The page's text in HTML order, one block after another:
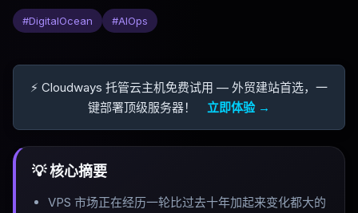
#DigitalOcean #AIOps
⚡ Cloudways 托管云主机免费试用 — 外贸建站首选，一
键部署顶级服务器！
立即体验 →
💡 核心摘要
VPS 市场正在经历一轮比过去十年加起来变化都大的